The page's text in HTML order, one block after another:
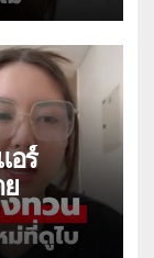
อร์